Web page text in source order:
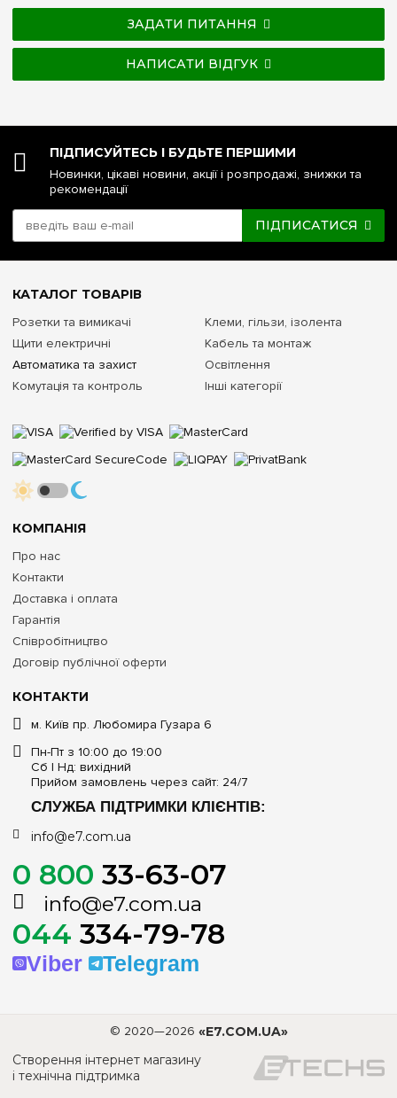
ЗАДАТИ ПИТАННЯ
НАПИСАТИ ВІДГУК
ПІДПИСУЙТЕСЬ І БУДЬТЕ ПЕРШИМИ
Новинки, цікаві новини, акції і розпродажі, знижки та
рекомендації
ПІДПИСАТИСЯ
КОНТАКТИ
м. Київ пр. Любомира Гузара 6
Пн-Пт з 10:00 до 19:00
Сб | Нд: вихідний
Прийом замовлень через сайт: 24/7
СЛУЖБА ПІДТРИМКИ КЛІЄНТІВ:
info@e7.com.ua
0 800 33-63-07
info@e7.com.ua
044 334-79-78
Viber Telegram
КОМПАНІЯ
Про нас
Контакти
Доставка і оплата
Гарантія
Співробітництво
Договір публічної оферти
КАТАЛОГ ТОВАРІВ
Розетки та вимикачі
Щити електричні
Автоматика та захист
Комутація та контроль
Клеми, гільзи, ізолента
Кабель та монтаж
Освітлення
Інші категорії
© 2020—2026 «E7.COM.UA»
Створення інтернет магазину
і технічна підтримка